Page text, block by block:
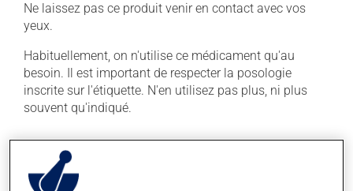
Ne laissez pas ce produit venir en contact avec vos
yeux.
Habituellement, on n'utilise ce médicament qu'au
besoin. Il est important de respecter la posologie
inscrite sur l'étiquette. N'en utilisez pas plus, ni plus
souvent qu'indiqué.
Effets indésirables
En plus de ses effets recherchés, ce produit peut à